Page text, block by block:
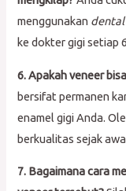
menggunakan
ke dokter gigi setiap
6. Apakah veneer
bersifat permanen
enamel gigi Anda.
berkualitas sejak
7. Bagaimana cara